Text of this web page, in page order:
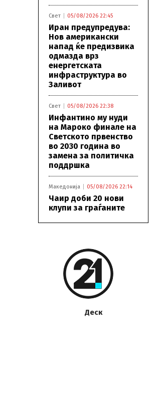
Свет 05/08/2026 22:45
Иран предупредува:
Нов американски
напад ќе предизвика
одмазда врз
енергетската
инфраструктура во
Заливот
Свет 05/08/2026 22:38
Инфантино му нуди
на Мароко финале на
Светското првенство
во 2030 година во
замена за политичка
поддршка
Македонија 05/08/2026 22:14
Чаир доби 20 нови
клупи за граѓаните
Деск